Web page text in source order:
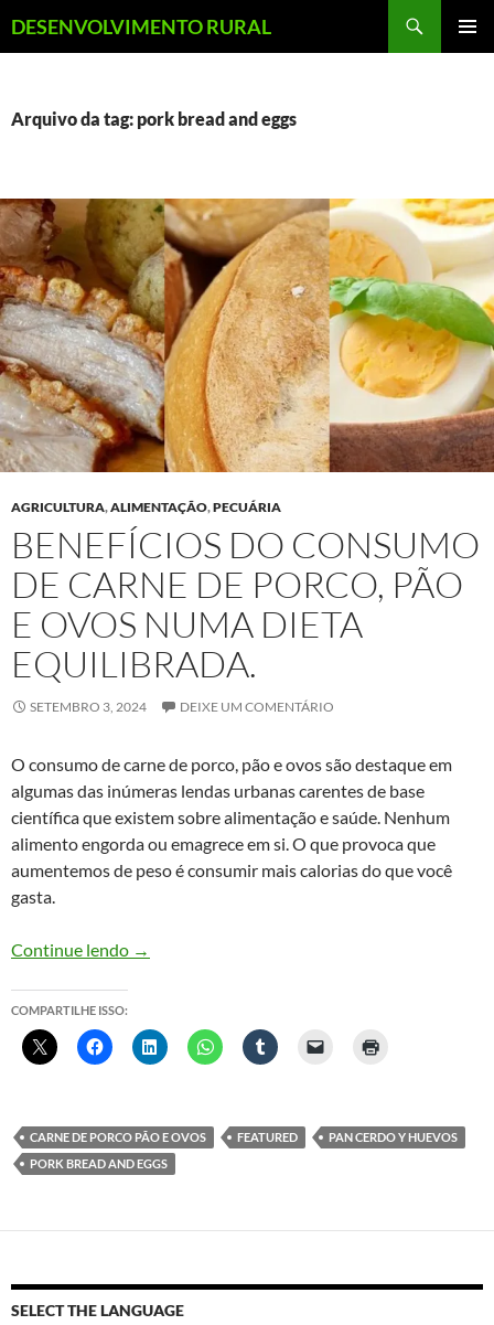
para
DESENVOLVIMENTO RURAL
Arquivo da tag: pork bread and eggs
AGRICULTURA,ALIMENTAÇÃO,PECUÁRIA
BENEFÍCIOS DO CONSUMO
DE CARNE DE PORCO, PÃO
E OVOS NUMA DIETA
EQUILIBRADA.
SETEMBRO 3, 2024 DEIXE UM COMENTÁRIO
O consumo de carne de porco, pão e ovos são destaque em
algumas das inúmeras lendas urbanas carentes de base
científica que existem sobre alimentação e saúde. Nenhum
alimento engorda ou emagrece em si. O que provoca que
aumentemos de peso é consumir mais calorias do que você
gasta.
Continue lendo Benefícios do consumo de carne de porco, pão
→
COMPARTILHE ISSO:
CARNE DE PORCO PÃO E OVOS FEATURED
PAN CERDO Y HUEVOS
PORK BREAD AND EGGS
SELECT THE LANGUAGE